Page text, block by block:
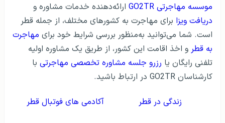
موسسه مهاجرتی GO2TR
ارائه‌دهنده خدمات مشاوره و
دریافت ویزا برای مهاجرت به کشورهای مختلف، از جمله قطر
است. شما می‌توانید به‌منظور بررسی شرایط خود برای مهاجرت
به قطر و اخذ اقامت این کشور، از طریق یک مشاوره اولیه
تلفنی رایگان یا رزرو جلسه مشاوره تخصصی مهاجرتی با
کارشناسان GO2TR در ارتباط باشید.
زندگی در قطر آکادمی های فوتبال قطر